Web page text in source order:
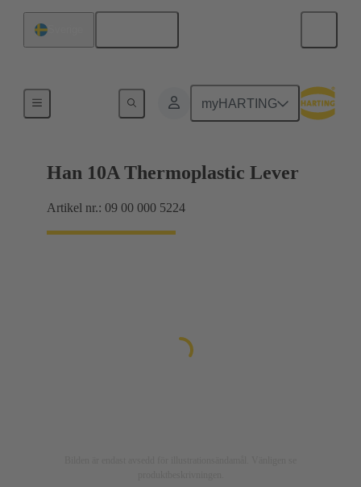
myHARTING
Låsningssystem
Han 10A Thermoplastic Lever
Artikel nr.: 09 00 000 5224